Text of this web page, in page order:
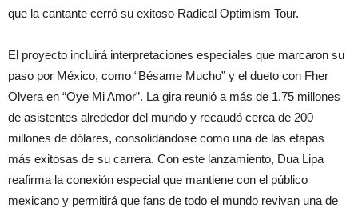
que la cantante cerró su exitoso Radical Optimism Tour.
El proyecto incluirá interpretaciones especiales que marcaron su
paso por México, como “Bésame Mucho” y el dueto con Fher
Olvera en “Oye Mi Amor”. La gira reunió a más de 1.75 millones
de asistentes alrededor del mundo y recaudó cerca de 200
millones de dólares, consolidándose como una de las etapas
más exitosas de su carrera. Con este lanzamiento, Dua Lipa
reafirma la conexión especial que mantiene con el público
mexicano y permitirá que fans de todo el mundo revivan una de